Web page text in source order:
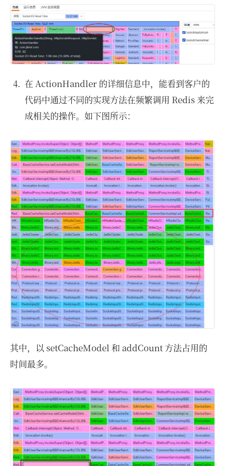
在 ActionHandler 的详细信息中，能看到客户的
代码中通过不同的实现方法在频繁调用 Redis 来完
成相关的操作。如下图所示：
其中，以 setCacheModel 和 addCount 方法占用的
时间最多。